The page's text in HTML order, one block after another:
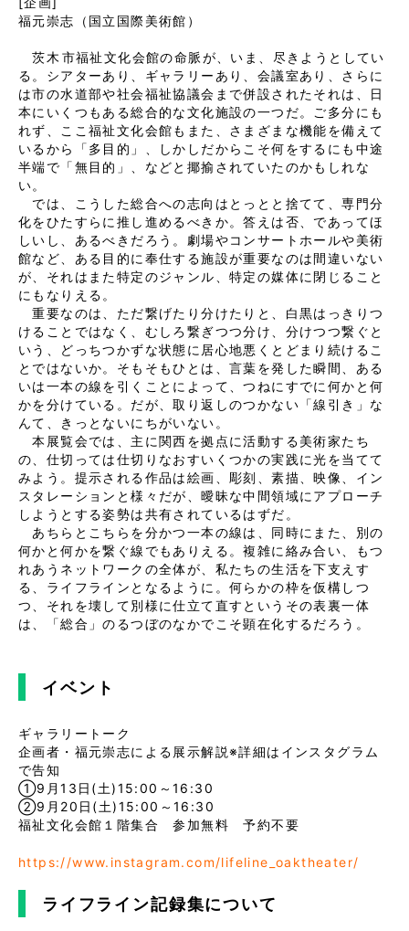
福元崇志（国立国際美術館）
茨木⁠市福祉文化会館の命脈が、いま、尽きようとしてい
る。シアターあり、ギャラリーあり、会議室あり、さらに
は市の水道部や社会福祉協議会まで併設されたそれは、日
本にいくつもある総合的な文化施設の一つだ。ご多分にも
れず、ここ福祉文化会館もまた、さまざまな機能を備えて
いるから「多目的」、しかしだからこそ何をするにも中途
半端で「無目的」、などと揶揄されていたのかもしれな
い。
では、こうした総合への志向はとっとと捨てて、専門分
化をひたすらに推し進めるべきか。答えは否、であってほ
しいし、あるべきだろう。劇場やコンサートホールや美術
館など、ある目的に奉仕する施設が重要なのは間違いない
が、それはまた特定のジャンル、特定の媒体に閉じること
にもなりえる。
重要なのは、ただ繋げたり分けたりと、白黒はっきりつ
けることではなく、むしろ繋ぎつつ分け、分けつつ繋ぐと
いう、どっちつかずな状態に居心地悪くとどまり続けるこ
とではないか。そもそもひとは、言葉を発した瞬間、ある
いは一本の線を引くことによって、つねにすでに何かと何
かを分けている。だが、取り返しのつかない「線引き」な
んて、きっとないにちがいない。
本展覧会では、主に関西を拠点に活動する美術家たち
の、仕切っては仕切りなおすいくつかの実践に光を当てて
みよう。提示される作品は絵画、彫刻、素描、映像、イン
スタレーションと様々だが、曖昧な中間領域にアプローチ
しようとする姿勢は共有されているはずだ。
あちらとこちらを分かつ一本の線は、同時にまた、別の
何かと何かを繋ぐ線でもありえる。複雑に絡み合い、もつ
れあうネットワークの全体が、私たちの生活を下支えす
る、ライフラインとなるように。何らかの枠を仮構しつ
つ、それを壊して別様に仕立て直すというその表裏一体
は、「総合」のるつぼのなかでこそ顕在化するだろう。
イベント
ギャラリートーク
企画者・福元崇志による展示解説※詳細はインスタグラム
で告知
①9月13日(土)15:00～16:30
②9月20日(土)15:00～16:30
福祉文化会館１階集合 参加無料 予約不要
https://www.instagram.com/lifeline_oaktheater/
ライフライン記録集について